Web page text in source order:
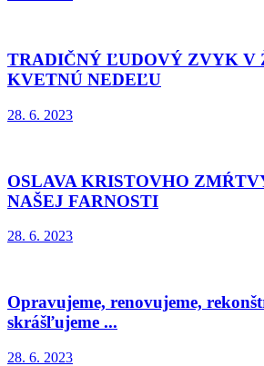
TRADIČNÝ ĽUDOVÝ ZVYK V
KVETNÚ NEDEĽU
28. 6. 2023
OSLAVA KRISTOVHO
NAŠEJ FARNOSTI
28. 6. 2023
Opravujeme, renovujeme,
skrášľujeme ...
28. 6. 2023